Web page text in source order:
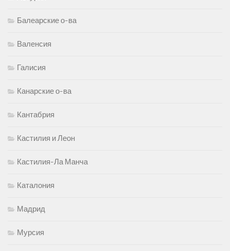
Балеарские о-ва
Валенсия
Галисия
Канарские о-ва
Кантабрия
Кастилия и Леон
Кастилия-Ла Манча
Каталония
Мадрид
Мурсия